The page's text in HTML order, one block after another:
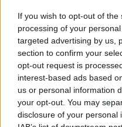
If you wish to opt-out of
processing of your
targeted advertising by us,
section to confirm your
opt-out request is
interest-based ads based
us or personal information
your opt-out. You may
disclosure of your personal
nyugodtan
hétköznapjaihoz.
De nagyon súlyosan